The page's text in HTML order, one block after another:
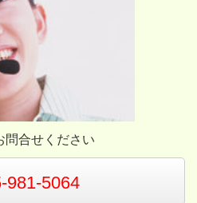
問合せください
981-5064